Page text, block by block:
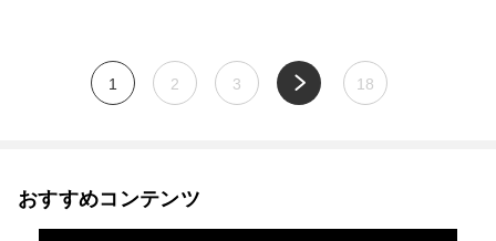
1 2 3 18
おすすめコンテンツ